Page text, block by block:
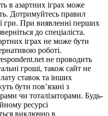
в азартних іграх може
Дотримуйтесь правил
гри. При виявленні перших
до спеціаліста.
іграх не може бути
роботі.
не проводить
гроші, також сайт не
ставок та інших
бути пов’язані з
чи тоталізаторами. Будь-
ресурсі
виключно в